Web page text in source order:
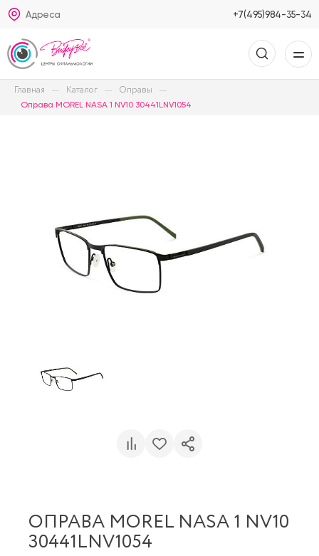
Адреса +7(495)984-35-34
Главная Каталог Оправы
Оправа MOREL NASA 1 NV10 30441LNV1054
ОПРАВА MOREL NASA 1 NV10
30441LNV1054